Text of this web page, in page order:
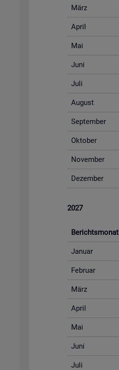
März
April
Mai
Juni
Juli
Au­gust
Sep­tem­ber
Ok­to­ber
No­vem­ber
De­zem­ber
2027
Be­richts­mo­nat
Ja­nu­ar
Fe­bru­ar
März
April
Mai
Juni
Juli